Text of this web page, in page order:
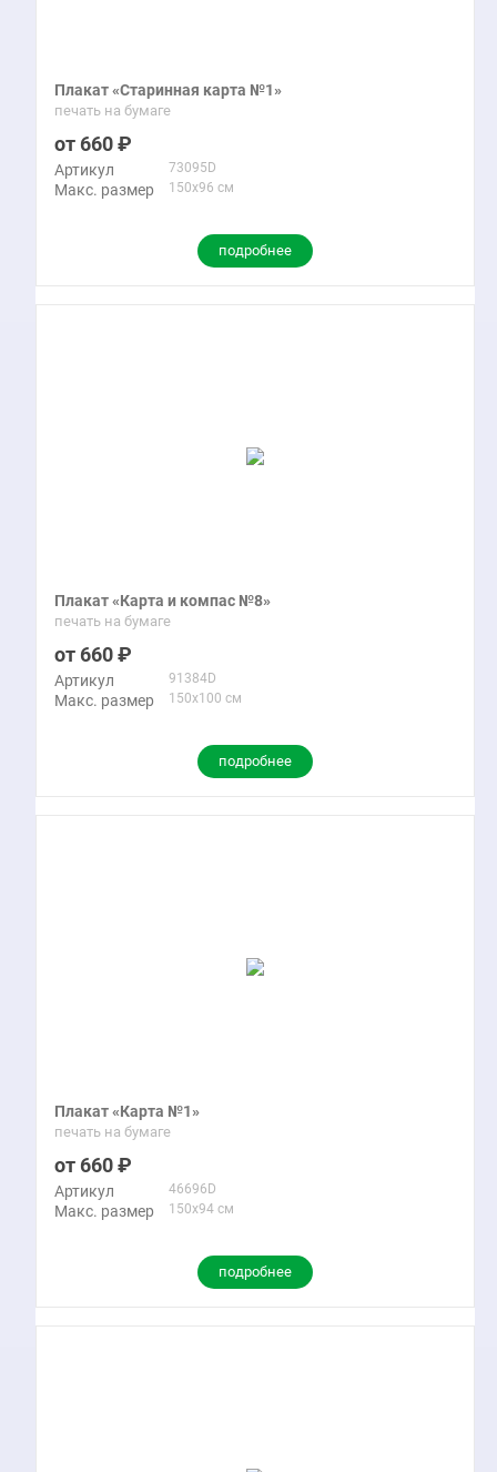
Плакат «Старинная карта №1»
печать на бумаге
660
Артикул 73095D
Макс. размер 150x96 см
подробнее
Плакат «Карта и компас №8»
печать на бумаге
660
Артикул 91384D
Макс. размер 150x100 см
подробнее
Плакат «Карта №1»
печать на бумаге
660
Артикул 46696D
Макс. размер 150x94 см
подробнее